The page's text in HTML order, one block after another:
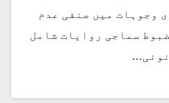
وجوہات میں صنفی عدم
سماجی روایات شامل